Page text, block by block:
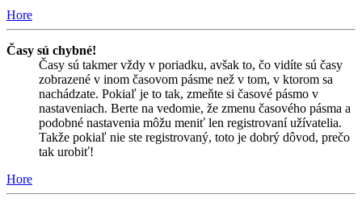
Hore
Časy sú chybné!
Časy sú takmer vždy v poriadku, avšak to, čo vidíte sú časy
zobrazené v inom časovom pásme než v tom, v ktorom sa
nachádzate. Pokiaľ je to tak, zmeňte si časové pásmo v
nastaveniach. Berte na vedomie, že zmenu časového pásma a
podobné nastavenia môžu meniť len registrovaní užívatelia.
Takže pokiaľ nie ste registrovaný, toto je dobrý dôvod, prečo
tak urobiť!
Hore